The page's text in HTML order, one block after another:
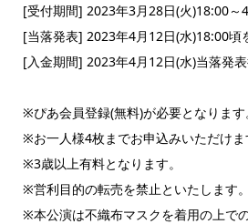
[受付期間] 2023年3月28日(火)18:00～
[当落発表] 2023年4月12日(水)18:00頃
[入金期間] 2023年4月12日(水)当落発
※ぴあ会員登録(無料)が必要となります
※お一人様4枚までお申込みいただけま
※3歳以上有料となります。
※営利目的の転売を禁止といたします。
※本公演は不織布マスクを着用の上で